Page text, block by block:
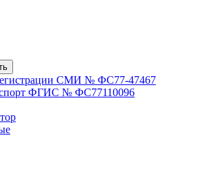
СМИ № ФС77-47467
ФГИС № ФС77110096